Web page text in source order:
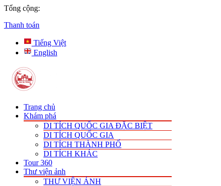
Tổng cộng:
Thanh toán
Tiếng Việt
English
Trang chủ
Khám phá
DI TÍCH QUỐC GIA ĐẶC BIỆT
DI TÍCH QUỐC GIA
DI TÍCH THÀNH PHỐ
DI TÍCH KHÁC
Tour 360
Thư viện ảnh
THƯ VIỆN ẢNH